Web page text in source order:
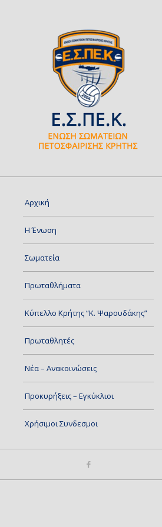
Αρχική
Η Ένωση
Σωματεία
Πρωταθλήματα
Κύπελλο Κρήτης “Κ. Ψαρουδάκης”
Πρωταθλητές
Νέα – Ανακοινώσεις
Προκυρήξεις – Εγκύκλιοι
Χρήσιμοι Συνδεσμοι